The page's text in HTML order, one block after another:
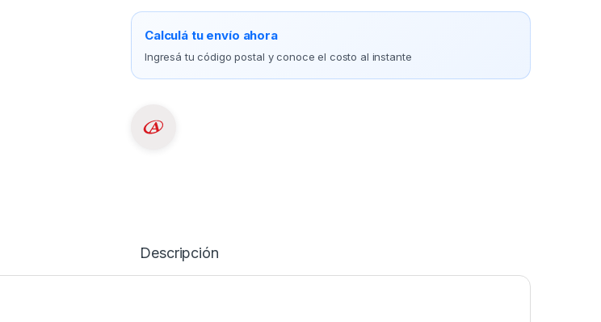
Calculá tu envío ahora
Ingresá tu código postal y conoce el costo al instante
Descripción